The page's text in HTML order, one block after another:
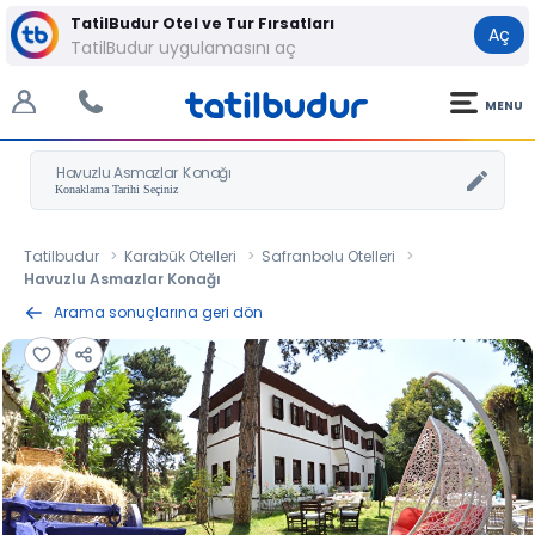
TatilBudur Otel ve Tur Fırsatları
TatilBudur uygulamasını aç
Aç
MENU
Havuzlu Asmazlar Konağı
Tatilbudur Karabük Otelleri
Safranbolu Otelleri
Havuzlu Asmazlar Konağı
Arama sonuçlarına geri dön